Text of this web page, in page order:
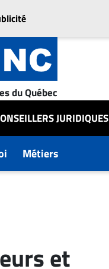
du Québec
JURIDIQUES
Métiers
et